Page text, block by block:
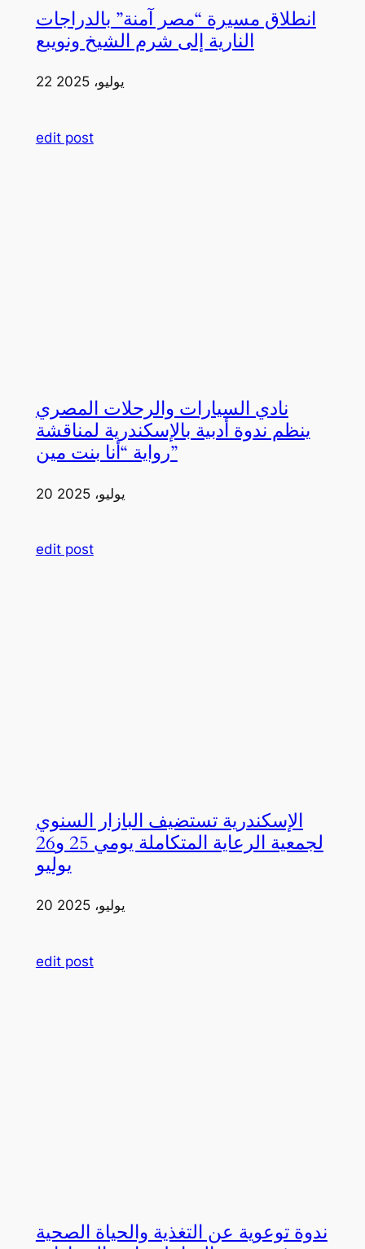
انطلاق مسيرة “مصر آمنة” بالدراجات
النارية إلى شرم الشيخ ونويبع
22 يوليو، 2025
edit post
نادي السيارات والرحلات المصري
ينظم ندوة أدبية بالإسكندرية لمناقشة
رواية “أنا بنت مين”
20 يوليو، 2025
edit post
الإسكندرية تستضيف البازار السنوي
لجمعية الرعاية المتكاملة يومي 25 و26
يوليو
20 يوليو، 2025
edit post
ندوة توعوية عن التغذية والحياة الصحية